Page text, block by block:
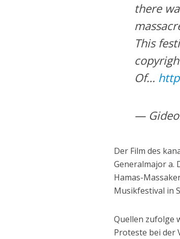
there
This
Of…
Der Film des
Generalmajor a.
Hamas-
Musikfestival in
Quellen zufolge
Proteste bei der